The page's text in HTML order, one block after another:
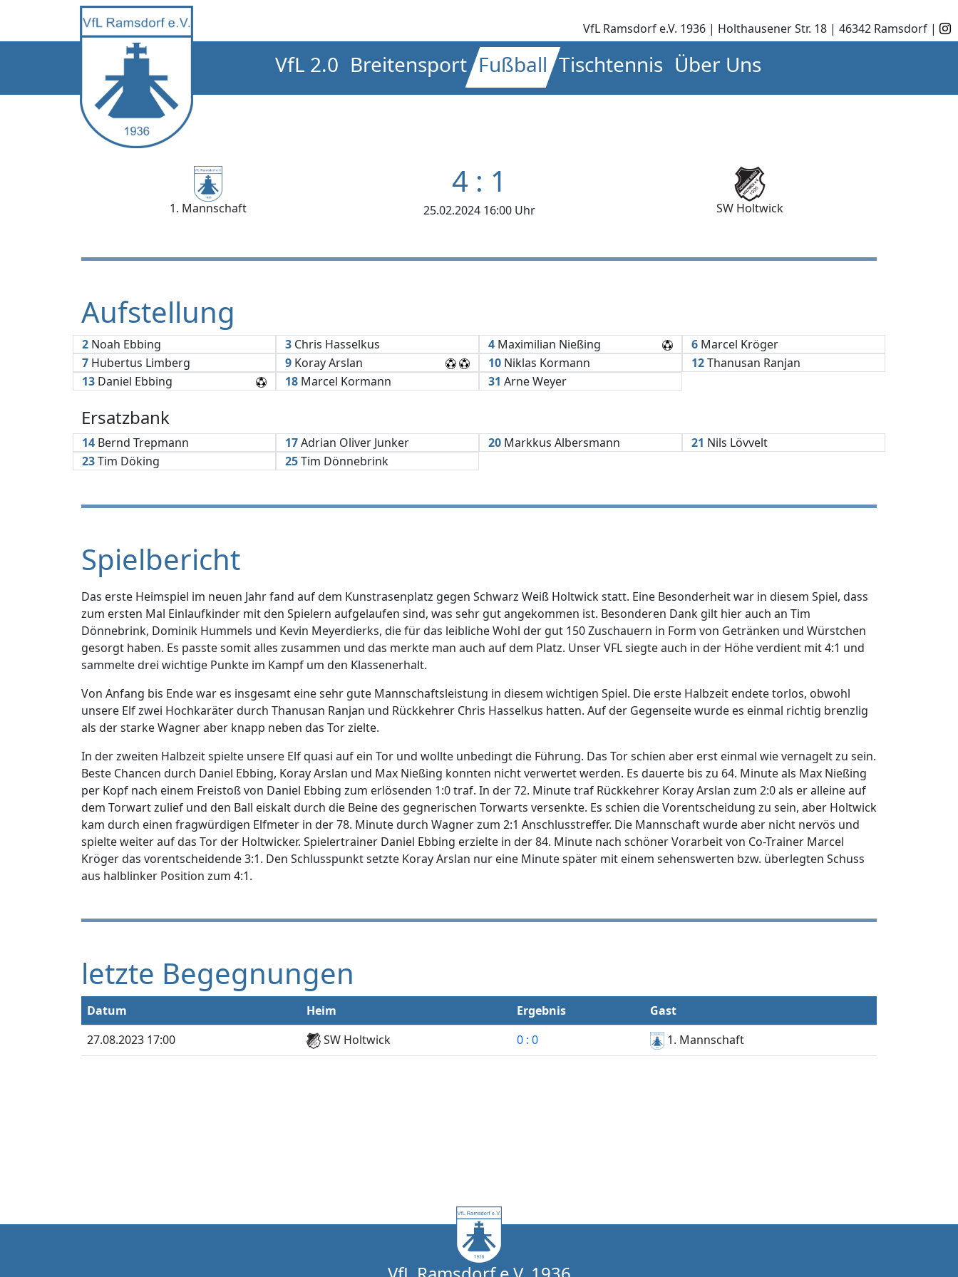
VfL Ramsdorf e.V. 1936 | Holthausener Str. 18 | 46342 Ramsdorf |
VfL 2.0 Breitensport Fußball Tischtennis Über Uns
1. Mannschaft
4 : 1
25.02.2024 16:00 Uhr SW Holtwick
Aufstellung
2 Noah Ebbing 3 Chris Hasselkus 4 Maximilian Nießing 6 Marcel Kröger
7 Hubertus Limberg 9 Koray Arslan 10 Niklas Kormann 12Thanusan Ranjan
13 Daniel Ebbing 18 Marcel Kormann 31 Arne Weyer
Ersatzbank
14 Bernd Trepmann 17Adrian Oliver Junker 20 Markkus Albersmann 21 Nils Lövvelt
23Tim Döking 25Tim Dönnebrink
Spielbericht
Das erste Heimspiel im neuen Jahr fand auf dem Kunstrasenplatz gegen Schwarz Weiß Holtwick statt. Eine Besonderheit war in diesem Spiel, dass
zum ersten Mal Einlaufkinder mit den Spielern aufgelaufen sind, was sehr gut angekommen ist. Besonderen Dank gilt hier auch an Tim
Dönnebrink, Dominik Hummels und Kevin Meyerdierks, die für das leibliche Wohl der gut 150 Zuschauern in Form von Getränken und Würstchen
gesorgt haben. Es passte somit alles zusammen und das merkte man auch auf dem Platz. Unser VFL siegte auch in der Höhe verdient mit 4:1 und
sammelte drei wichtige Punkte im Kampf um den Klassenerhalt.
Von Anfang bis Ende war es insgesamt eine sehr gute Mannschaftsleistung in diesem wichtigen Spiel. Die erste Halbzeit endete torlos, obwohl
unsere Elf zwei Hochkaräter durch Thanusan Ranjan und Rückkehrer Chris Hasselkus hatten. Auf der Gegenseite wurde es einmal richtig brenzlig
als der starke Wagner aber knapp neben das Tor zielte.
In der zweiten Halbzeit spielte unsere Elf quasi auf ein Tor und wollte unbedingt die Führung. Das Tor schien aber erst einmal wie vernagelt zu sein.
Beste Chancen durch Daniel Ebbing, Koray Arslan und Max Nießing konnten nicht verwertet werden. Es dauerte bis zu 64. Minute als Max Nießing
per Kopf nach einem Freistoß von Daniel Ebbing zum erlösenden 1:0 traf. In der 72. Minute traf Rückkehrer Koray Arslan zum 2:0 als er alleine auf
dem Torwart zulief und den Ball eiskalt durch die Beine des gegnerischen Torwarts versenkte. Es schien die Vorentscheidung zu sein, aber Holtwick
kam durch einen fragwürdigen Elfmeter in der 78. Minute durch Wagner zum 2:1 Anschlusstreffer. Die Mannschaft wurde aber nicht nervös und
spielte weiter auf das Tor der Holtwicker. Spielertrainer Daniel Ebbing erzielte in der 84. Minute nach schöner Vorarbeit von Co-Trainer Marcel
Kröger das vorentscheidende 3:1. Den Schlusspunkt setzte Koray Arslan nur eine Minute später mit einem sehenswerten bzw. überlegten Schuss
aus halblinker Position zum 4:1.
letzte Begegnungen
Datum Heim Ergebnis
Gast
27.08.2023 17:00
SW Holtwick 0 : 0 1. Mannschaft